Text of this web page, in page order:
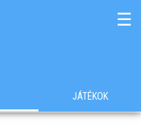
☰
JÁTÉKOK